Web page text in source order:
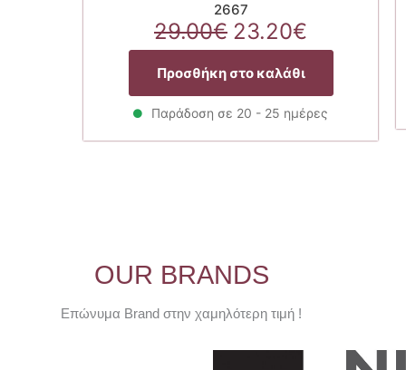
2667
29.00€ Original
price
was:
29.00€.
23.20€
τρέχουσα
είναι:
23.20€.
Προσθήκη στο καλάθι
Παράδοση σε 20 - 25 ημέρες
OUR BRANDS
Επώνυμα Brand στην χαμηλότερη τιμή !